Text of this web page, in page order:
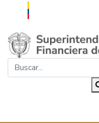
Saltar al contenido principal